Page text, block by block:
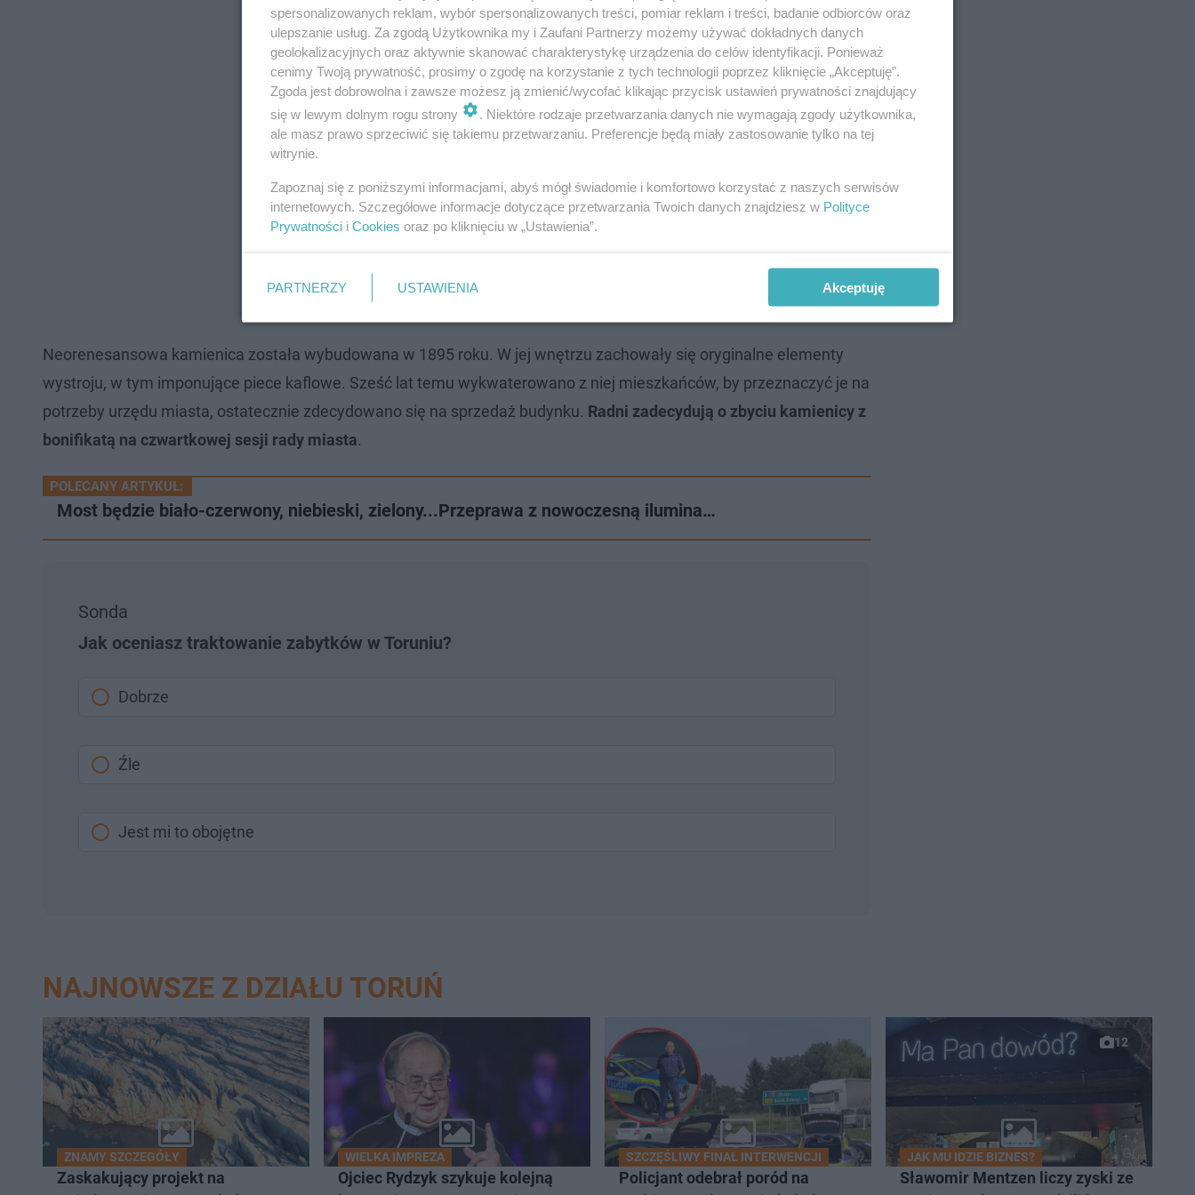
– mówił wiceprezydent Torunia Zbigniew Fiderewicz.
Neorenesansowa kamienica została wybudowana w 1895 roku. W jej wnętrzu zachowały się oryginalne elementy
wystroju, w tym imponujące piece kaflowe. Sześć lat temu wykwaterowano z niej mieszkańców, by przeznaczyć je na
potrzeby urzędu miasta, ostatecznie zdecydowano się na sprzedaż budynku. Radni zadecydują o zbyciu kamienicy z
bonifikatą na czwartkowej sesji rady miasta.
POLECANY ARTYKUŁ:
Most będzie biało-czerwony, niebieski, zielony...Przeprawa z nowoczesną ilumina…
Sonda
Jak oceniasz traktowanie zabytków w Toruniu?
Dobrze
Źle
Jest mi to obojętne
NAJNOWSZE Z DZIAŁU TORUŃ
ZNAMY SZCZEGÓŁY
Zaskakujący projekt na
WIELKA IMPREZA
Ojciec Rydzyk szykuje kolejną
SZCZĘŚLIWY FINAŁ INTERWENCJI
Policjant odebrał poród na
12
JAK MU IDZIE BIZNES?
Sławomir Mentzen liczy zyski ze
spersonalizowanych reklam, wybór spersonalizowanych treści, pomiar reklam i treści, badanie odbiorców oraz
ulepszanie usług. Za zgodą Użytkownika my i Zaufani Partnerzy możemy używać dokładnych danych
geolokalizacyjnych oraz aktywnie skanować charakterystykę urządzenia do celów identyfikacji. Ponieważ
cenimy Twoją prywatność, prosimy o zgodę na korzystanie z tych technologii poprzez kliknięcie „Akceptuję”.
Zgoda jest dobrowolna i zawsze możesz ją zmienić/wycofać klikając przycisk ustawień prywatności znajdujący
się w lewym dolnym rogu strony
. Niektóre rodzaje przetwarzania danych nie wymagają zgody użytkownika,
ale masz prawo sprzeciwić się takiemu przetwarzaniu. Preferencje będą miały zastosowanie tylko na tej
witrynie.
Zapoznaj się z poniższymi informacjami, abyś mógł świadomie i komfortowo korzystać z naszych serwisów
internetowych. Szczegółowe informacje dotyczące przetwarzania Twoich danych znajdziesz w Polityce
Prywatności i Cookies oraz po kliknięciu w „Ustawienia”.
PARTNERZY USTAWIENIA Akceptuję